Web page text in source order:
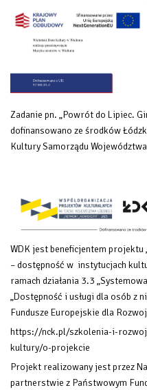
Zadanie pn. „Powrót do Lipiec.
dofinansowano ze środków
Kultury Samorządu
WDK jest beneficjentem
– dostępność w instytucjach
ramach działania 3.3
„Dostępność i usługi dla osób z
Fundusze Europejskie dla
https://nck.pl/szkolenia-i-
kultury/o-projekcie
Projekt realizowany jest przez
partnerstwie z Państwowym